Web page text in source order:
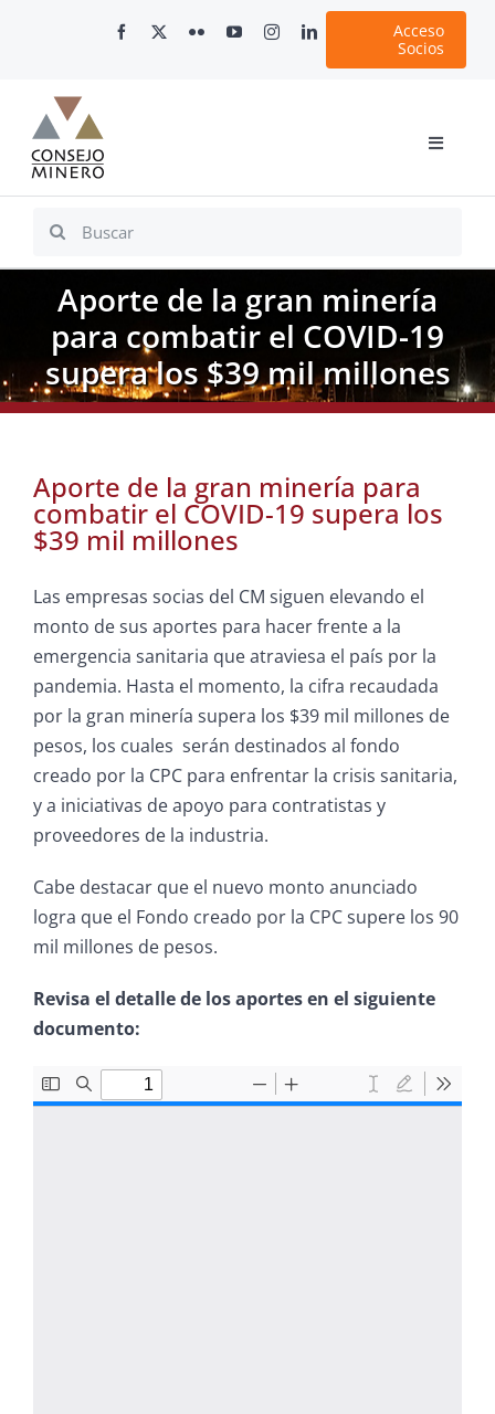
Acceso
Socios
Toggle
Documentos
Minería en Chile
Plataformas Digitales
Comunicaciones
Search
Aporte de la gran minería
para combatir el COVID-19
supera los $39 mil millones
Aporte de la gran minería para
combatir el COVID-19 supera los
$39 mil millones
Las empresas socias del CM siguen elevando el
monto de sus aportes para hacer frente a la
emergencia sanitaria que atraviesa el país por la
pandemia. Hasta el momento, la cifra recaudada
por la gran minería supera los $39 mil millones de
pesos, los cuales serán destinados al fondo
creado por la CPC para enfrentar la crisis sanitaria,
y a iniciativas de apoyo para contratistas y
proveedores de la industria.
Cabe destacar que el nuevo monto anunciado
logra que el Fondo creado por la CPC supere los 90
mil millones de pesos.
Revisa el detalle de los aportes en el siguiente
documento: